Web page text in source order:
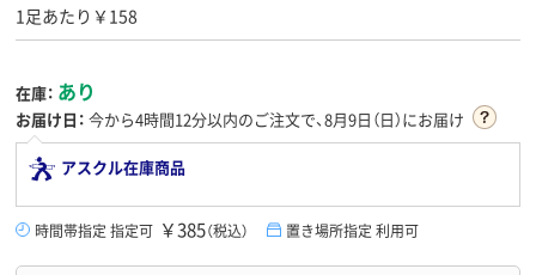
1足あたり￥158
在庫： あり
お届け日： 今から4時間12分以内のご注文で、8月9日（日）にお届け
アスクル在庫商品
時間帯指定 指定可 ￥385（税込） 置き場所指定 利用可